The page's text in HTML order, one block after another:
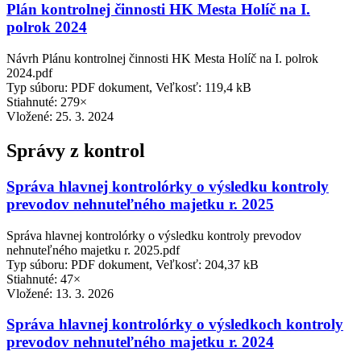
Plán kontrolnej činnosti HK Mesta Holíč na I.
polrok 2024
Návrh Plánu kontrolnej činnosti HK Mesta Holíč na I. polrok
2024.pdf
Typ súboru: PDF dokument, Veľkosť: 119,4 kB
Stiahnuté: 279×
Vložené: 25. 3. 2024
Správy z kontrol
Správa hlavnej kontrolórky o výsledku kontroly
prevodov nehnuteľného majetku r. 2025
Správa hlavnej kontrolórky o výsledku kontroly prevodov
nehnuteľného majetku r. 2025.pdf
Typ súboru: PDF dokument, Veľkosť: 204,37 kB
Stiahnuté: 47×
Vložené: 13. 3. 2026
Správa hlavnej kontrolórky o výsledkoch kontroly
prevodov nehnuteľného majetku r. 2024